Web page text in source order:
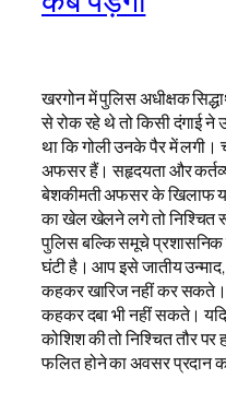
खरगोन में पुलिस अधीक्षक
से रोक रहे थे तो किसी दंगाई ने
था कि गोली उनके पैर में
अफसर हैं। सहृदयता और
बेशकीमती अफसर के खिलाफ
का खेल खेलने लगे तो निश्चित
पुलिस बल्कि समूचे
घंटी है। आप इसे जातीय
कहकर खारिज नहीं कर
कहकर दबा भी नहीं सकते।
कोशिश की तो निश्चित तौर पर
फलित होने का अवसर प्रदान